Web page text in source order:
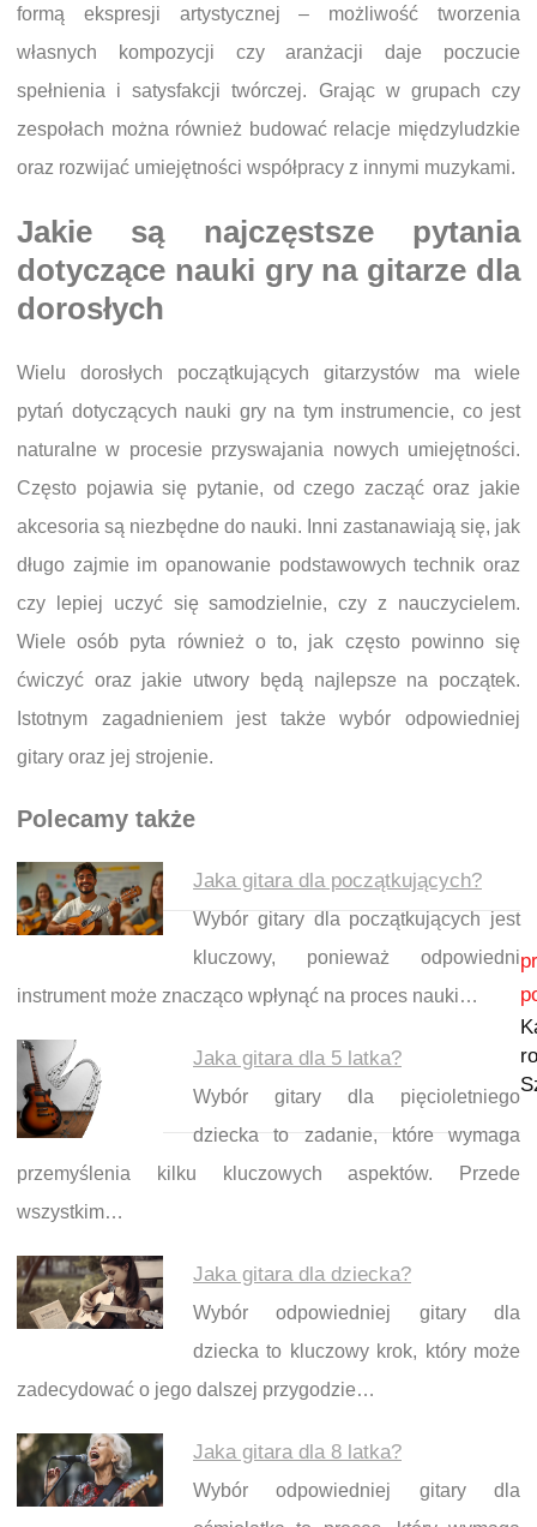
formą ekspresji artystycznej – możliwość tworzenia
własnych kompozycji czy aranżacji daje poczucie
spełnienia i satysfakcji twórczej. Grając w grupach czy
zespołach można również budować relacje międzyludzkie
oraz rozwijać umiejętności współpracy z innymi muzykami.
Jakie są najczęstsze pytania
dotyczące nauki gry na gitarze dla
dorosłych
Wielu dorosłych początkujących gitarzystów ma wiele
pytań dotyczących nauki gry na tym instrumencie, co jest
naturalne w procesie przyswajania nowych umiejętności.
Często pojawia się pytanie, od czego zacząć oraz jakie
akcesoria są niezbędne do nauki. Inni zastanawiają się, jak
długo zajmie im opanowanie podstawowych technik oraz
czy lepiej uczyć się samodzielnie, czy z nauczycielem.
Wiele osób pyta również o to, jak często powinno się
ćwiczyć oraz jakie utwory będą najlepsze na początek.
Istotnym zagadnieniem jest także wybór odpowiedniej
gitary oraz jej strojenie.
Polecamy także
Jaka gitara dla początkujących?
Wybór gitary dla początkujących jest
kluczowy, ponieważ odpowiedni
instrument może znacząco wpłynąć na proces nauki…
Jaka gitara dla 5 latka?
Wybór gitary dla pięcioletniego
dziecka to zadanie, które wymaga
przemyślenia kilku kluczowych aspektów. Przede
wszystkim…
Jaka gitara dla dziecka?
Wybór odpowiedniej gitary dla
dziecka to kluczowy krok, który może
zadecydować o jego dalszej przygodzie…
Jaka gitara dla 8 latka?
Wybór odpowiedniej gitary dla
Nawigacja wpisu